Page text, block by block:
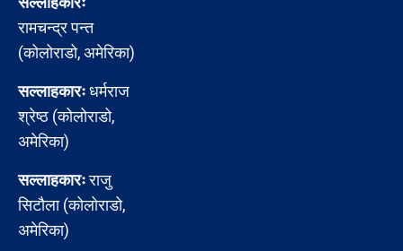
रामचन्द्र पन्त
(कोलोराडो, अमेरिका)
सल्लाहकारःधर्मराज
श्रेष्ठ (कोलोराडो,
अमेरिका)
सल्लाहकारःराजु
सिटौला (कोलोराडो,
अमेरिका)